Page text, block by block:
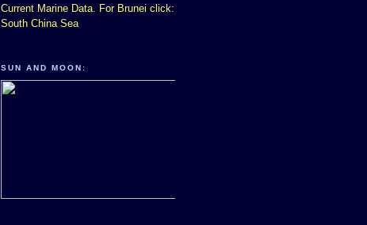
Current Marine Data. For Brunei click:
South China Sea
SUN AND MOON: